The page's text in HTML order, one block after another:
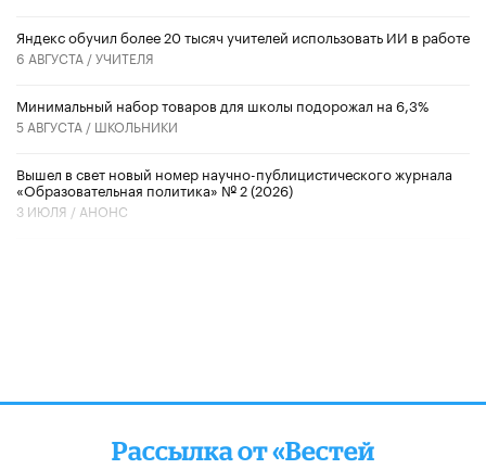
​Яндекс обучил более 20 тысяч учителей использовать ИИ в работе
6 АВГУСТА /УЧИТЕЛЯ
Минимальный набор товаров для школы подорожал на 6,3%
5 АВГУСТА / ШКОЛЬНИКИ
Вышел в свет новый номер научно-публицистического журнала
«Образовательная политика» № 2 (2026)
3 ИЮЛЯ / АНОНС
Рассылка от «Вестей